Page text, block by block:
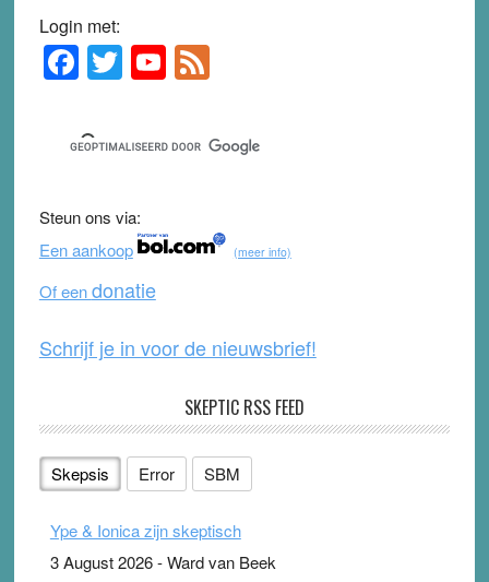
Login met:
Primary
Sidebar
F
a
c
e
b
o
o
k
T
wi
tt
er
Y
o
u
T
b
e
F
e
d
Steun ons via:
Een aankoop
(meer info)
Of eendonatie
Schrijf je in voor de nieuwsbrief!
SKEPTIC RSS FEED
Skepsis Error SBM
Ype & Ionica zijn skeptisch
3 August 2026-Ward van Beek